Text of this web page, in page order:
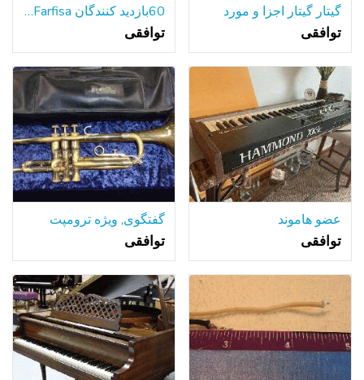
گیتار گیتار اجزا و مورد
توافقی
60بازدید کنندگان Farfisa ارگان کوتاه جمع و جور
توافقی
عضو هاموند
توافقی
گفتگوی, ویژه ترومپت
توافقی